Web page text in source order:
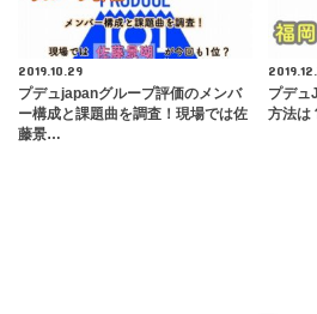
2019.10.29
プデュjapanグループ評価のメンバ
ー構成と課題曲を調査！現場では佐
藤景…
プデュ
方法は